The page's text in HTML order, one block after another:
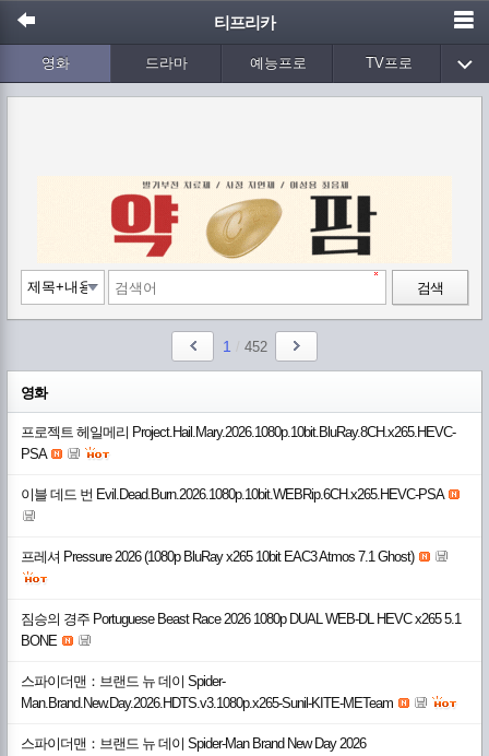
티프리카
영화 드라마 예능프로 TV프로
애니메이션 음악 Wetv
검색
1 452
영화
프로젝트 헤일메리 Project.Hail.Mary.2026.1080p.10bit.BluRay.8CH.x265.HEVC-
PSA
이블 데드 번 Evil.Dead.Burn.2026.1080p.10bit.WEBRip.6CH.x265.HEVC-PSA
프레셔 Pressure 2026 (1080p BluRay x265 10bit EAC3 Atmos 7.1 Ghost)
짐승의 경주 Portuguese Beast Race 2026 1080p DUAL WEB-DL HEVC x265 5.1
BONE
스파이더맨：브랜드 뉴 데이 Spider-
Man.Brand.New.Day.2026.HDTS.v3.1080p.x265-Sunil-KITE-METeam
스파이더맨：브랜드 뉴 데이 Spider-Man Brand New Day 2026